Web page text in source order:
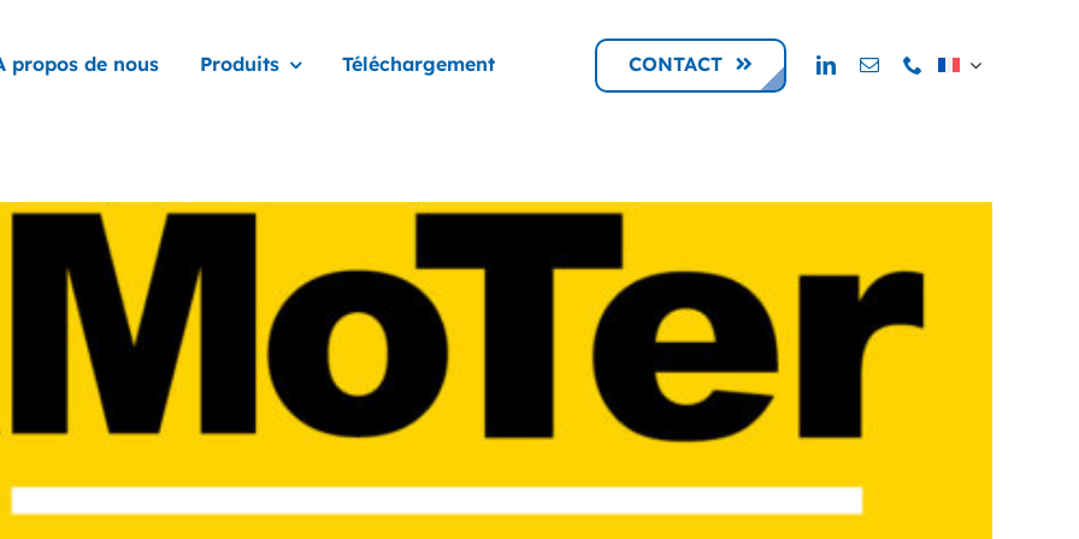
propos de nous Produits Téléchargement CONTACT